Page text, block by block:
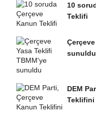
10
Teklifi
sunuldu
DEM
Teklifini